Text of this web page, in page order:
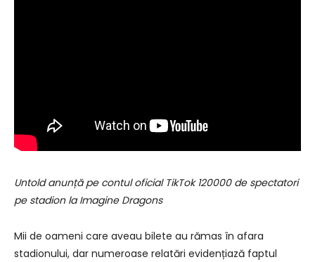
Untold anunță pe contul oficial TikTok 120000 de spectatori
pe stadion la Imagine Dragons
Mii de oameni care aveau bilete au rămas în afara
stadionului, dar numeroase relatări evidențiază faptul